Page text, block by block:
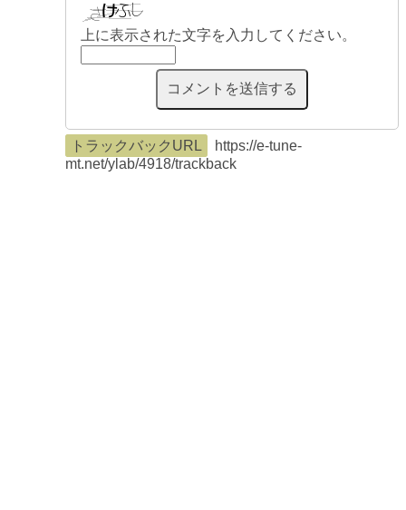
上に表示された文字を入力してください。
トラックバックURL
https://e-tune-
mt.net/ylab/4918/trackback